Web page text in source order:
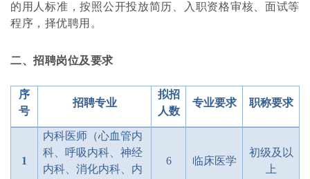
的用人标准，按照公开投放简历、入职资格审核、面试等
程序，择优聘用。
二、招聘岗位及要求
序
号
招聘专业
拟招
人数
专业要求 职称要求
1
内科医师（心血管内
科、呼吸内科、神经
内科、消化内科、内
6 临床医学
初级及以
上